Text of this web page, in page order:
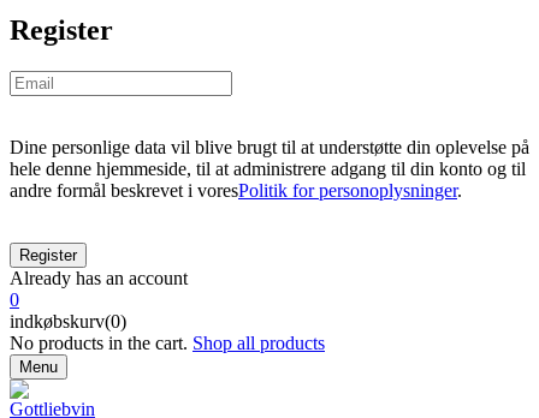
Register
Dine personlige data vil blive brugt til at understøtte din oplevelse på
hele denne hjemmeside, til at administrere adgang til din konto og til
andre formål beskrevet i voresPolitik for personoplysninger.
Already has an account
0
indkøbskurv(0)
No products in the cart. Shop all products
Menu